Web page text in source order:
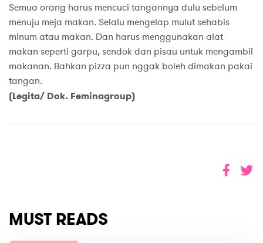
Semua orang harus mencuci tangannya dulu sebelum
menuju meja makan. Selalu mengelap mulut sehabis
minum atau makan. Dan harus menggunakan alat
makan seperti garpu, sendok dan pisau untuk mengambil
makanan. Bahkan pizza pun nggak boleh dimakan pakai
tangan.
(Legita/ Dok. Feminagroup)
MUST READS